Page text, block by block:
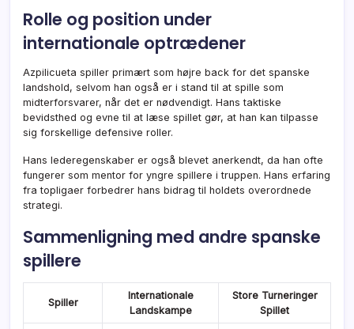
Rolle og position under
internationale optrædener
Azpilicueta spiller primært som højre back for det spanske
landshold, selvom han også er i stand til at spille som
midterforsvarer, når det er nødvendigt. Hans taktiske
bevidsthed og evne til at læse spillet gør, at han kan tilpasse
sig forskellige defensive roller.
Hans lederegenskaber er også blevet anerkendt, da han ofte
fungerer som mentor for yngre spillere i truppen. Hans erfaring
fra topligaer forbedrer hans bidrag til holdets overordnede
strategi.
Sammenligning med andre spanske
spillere
Spiller
Internationale
Landskampe
Store Turneringer
Spillet